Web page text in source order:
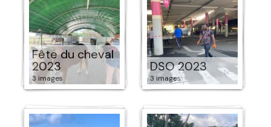
Fête du cheval
2023
3 images
DSO 2023
3 images